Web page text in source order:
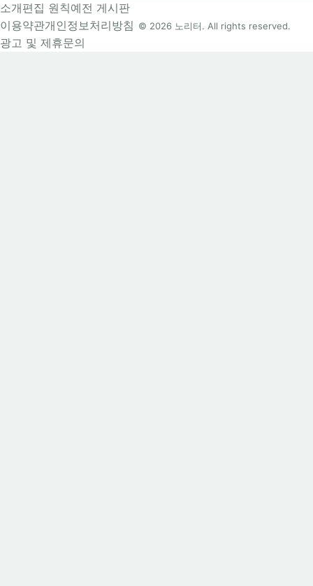
소개편집 원칙예전 게시판
이용약관개인정보처리방침
광고 및 제휴문의
© 2026 노리터. All rights reserved.